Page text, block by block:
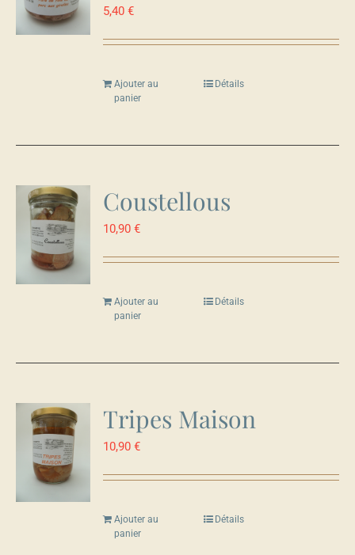
5,40€
Ajouter au
panier
Détails
Coustellous
10,90€
Ajouter au
panier
Détails
Tripes Maison
10,90€
Ajouter au
panier
Détails